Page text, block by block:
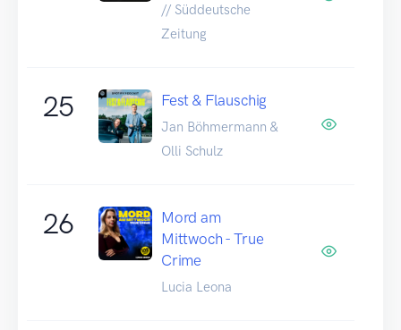
// Süddeutsche
Zeitung
25 Fest & Flauschig
Jan Böhmermann &
Olli Schulz
26
Mord am
Mittwoch - True
Crime
Lucia Leona